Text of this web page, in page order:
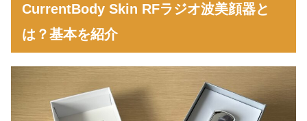
ラジオ波美顔器の仕組み
CurrentBody Skin RFの付属品
CurrentBody Skin RFの使い方
レベルによる違いについて
CurrentBody Skin RFラジオ波美顔器の良いと
CurrentBody Skin RFラジオ波美顔器と
は？基本を紹介